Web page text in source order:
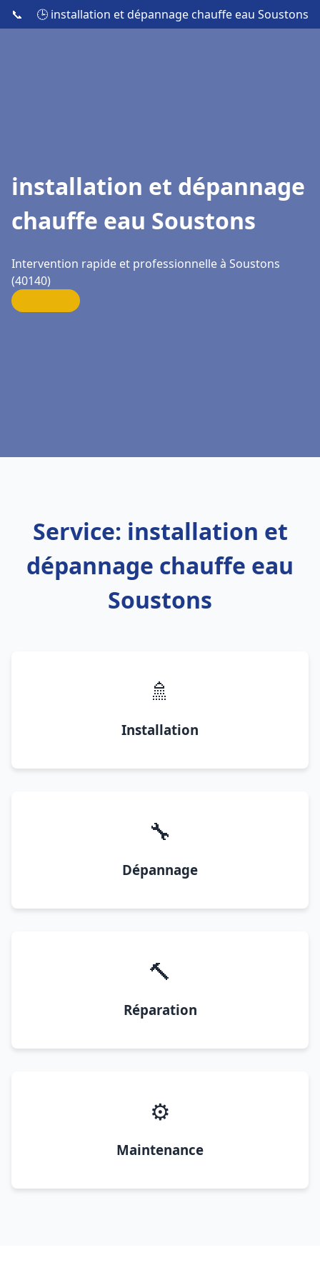
📞 🕒 installation et dépannage chauffe eau Soustons
installation et dépannage
chauffe eau Soustons
Intervention rapide et professionnelle à Soustons
(40140)
Service: installation et
dépannage chauffe eau
Soustons
🚿
Installation
🔧
Dépannage
🔨
Réparation
⚙️
Maintenance